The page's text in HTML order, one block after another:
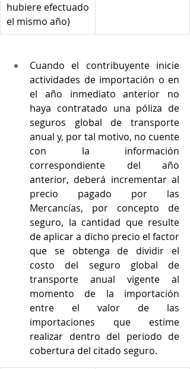
hubiere efectuado
el mismo año)
Cuando el contribuyente inicie
actividades de importación o en
el año inmediato anterior no
haya contratado una póliza de
seguros global de transporte
anual y, por tal motivo, no cuente
con la información
correspondiente del año
anterior, deberá incrementar al
precio pagado por las
Mercancías, por concepto de
seguro, la cantidad que resulte
de aplicar a dicho precio el factor
que se obtenga de dividir el
costo del seguro global de
transporte anual vigente al
momento de la importación
entre el valor de las
importaciones que estime
realizar dentro del periodo de
cobertura del citado seguro.